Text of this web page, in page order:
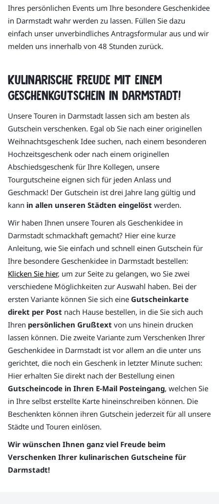
Ihres persönlichen Events um Ihre besondere Geschenkidee
in Darmstadt wahr werden zu lassen. Füllen Sie dazu
einfach unser unverbindliches Antragsformular aus und wir
melden uns innerhalb von 48 Stunden zurück.
Kulinarische Freude mit einem
Geschenkgutschein in Darmstadt!
Unsere Touren in Darmstadt lassen sich am besten als
Gutschein verschenken. Egal ob Sie nach einer originellen
Weihnachtsgeschenk Idee suchen, nach einem besonderen
Hochzeitsgeschenk oder nach einem originellen
Abschiedsgeschenk für Ihre Kollegen, unsere
Tourgutscheine eignen sich für jeden Anlass und
Geschmack! Der Gutschein ist drei Jahre lang gültig und
kann in allen unseren Städten eingelöst werden.
Wir haben Ihnen unsere Touren als Geschenkidee in
Darmstadt schmackhaft gemacht? Hier eine kurze
Anleitung, wie Sie einfach und schnell einen Gutschein für
Ihre besondere Geschenkidee in Darmstadt bestellen:
Klicken Sie hier, um zur Seite zu gelangen, wo Sie zwei
verschiedene Möglichkeiten zur Auswahl haben. Bei der
ersten Variante können Sie sich eine Gutscheinkarte
direkt per Post nach Hause bestellen, in die Sie sich auch
Ihren persönlichen Grußtext von uns hinein drucken
lassen können. Die zweite Variante zum Verschenken Ihrer
Geschenkidee in Darmstadt ist vor allem an die unter uns
gerichtet, die noch ein Geschenk in letzter Minute suchen:
Hier erhalten Sie direkt nach der Bestellung einen
Gutscheincode in Ihren E-Mail Posteingang, welchen Sie
in Ihre selbst erstellte Karte hineinschreiben können. Die
Beschenkten können ihren Gutschein jederzeit für all unsere
Städte und Touren einlösen.
Wir wünschen Ihnen ganz viel Freude beim
Verschenken Ihrer kulinarischen Gutscheine für
Darmstadt!